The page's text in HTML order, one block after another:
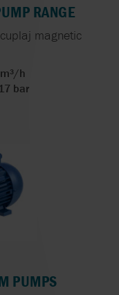
RANGE
magnetic
h
bar
PUMPS